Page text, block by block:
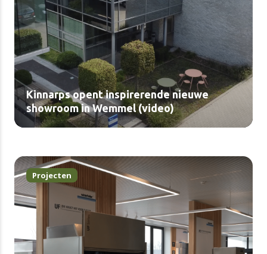
Kinnarps opent inspirerende nieuwe
showroom in Wemmel (video)
Projecten